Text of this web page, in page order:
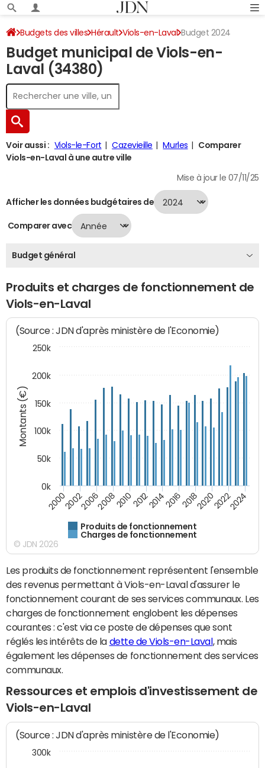
Budgets des villes Hérault Viols-en-Laval Budget 2024
Budget municipal de Viols-en-
Laval (34380)
Voir aussi : Viols-le-Fort Cazevieille Murles
Comparer
Viols-en-Laval à une autre ville
Mise à jour le 07/11/25
Afficher les données budgétaires de
Comparer avec
Budget général
Produits et charges de fonctionnement de
Viols-en-Laval
Montants (€)
(Source : JDN d'après ministère de l'Economie)
Produits de fonctionnement
Charges de fonctionnement
200020022006200820102012201420162018202020222024
0k
50k
100k
150k
200k
250k
© JDN 2026
Les produits de fonctionnement représentent l'ensemble
des revenus permettant à Viols-en-Laval d'assurer le
fonctionnement courant de ses services communaux. Les
charges de fonctionnement englobent les dépenses
courantes : c'est via ce poste de dépenses que sont
réglés les intérêts de la dette de Viols-en-Laval , mais
également les dépenses de fonctionnement des services
communaux.
Ressources et emplois d'investissement de
Viols-en-Laval
(Source : JDN d'après ministère de l'Economie)
300k